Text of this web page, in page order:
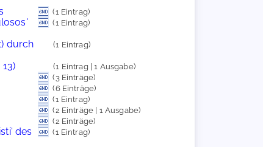
(1 Eintrag)
(1 Eintrag)
durch
(1 Eintrag)
(1 Eintrag | 1 Ausgabe)
(3 Einträge)
(6 Einträge)
(1 Eintrag)
(2 Einträge | 1 Ausgabe)
(2 Einträge)
des
(1 Eintrag)